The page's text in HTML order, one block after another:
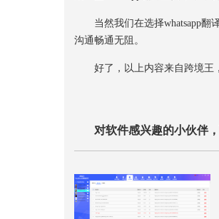
当然我们在选择whatsapp翻
沟通畅通无阻。
好了，以上内容来自跨境王，
对软件感兴趣的小伙伴